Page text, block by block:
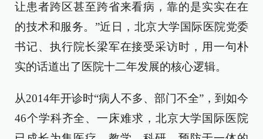
让患者跨区甚至跨省来看病，靠的是实实在在
的技术和服务。”近日，北京大学国际医院党委
书记、执行院长梁军在接受采访时，用一句朴
实的话道出了医院十二年发展的核心逻辑。
从2014年开诊时“病人不多、部门不全”，到如今
46个学科齐全、一床难求，北京大学国际医院